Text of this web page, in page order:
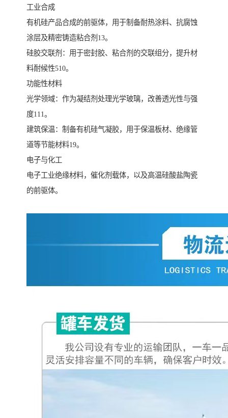
工业合成‌
有机硅产品合成的前驱体，用于制备耐热涂料、抗腐蚀
涂层及精密铸造粘合剂‌13。
硅胶交联剂：用于密封胶、粘合剂的交联组分，提升材
料耐候性‌510。
‌功能性材料‌
‌光学领域‌：作为凝结剂处理光学玻璃，改善透光性与强
度‌111。
‌建筑保温‌：制备有机硅气凝胶，用于保温板材、绝缘管
道等节能材料‌19。
‌电子与化工‌
电子工业绝缘材料，催化剂载体，以及高温硅酸盐陶瓷
的前驱体‌。